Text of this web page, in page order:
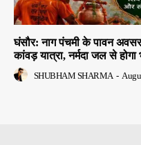
घंसौर: नाग पंचमी के पावन
कांवड़ यात्रा, नर्मदा जल से
SHUBHAM SHARMA -